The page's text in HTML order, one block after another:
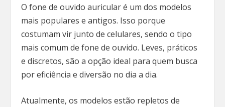
O fone de ouvido auricular é um dos modelos
mais populares e antigos. Isso porque
costumam vir junto de celulares, sendo o tipo
mais comum de fone de ouvido. Leves, práticos
e discretos, são a opção ideal para quem busca
por eficiência e diversão no dia a dia.
Atualmente, os modelos estão repletos de